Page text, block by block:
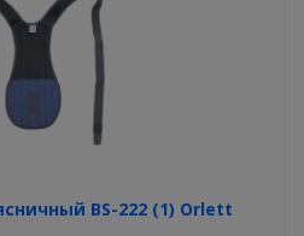
BS-222 (1) Orlett